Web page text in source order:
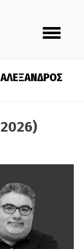
Toggle
navigation
ΑΛΕΞΑΝΔΡΟΣ